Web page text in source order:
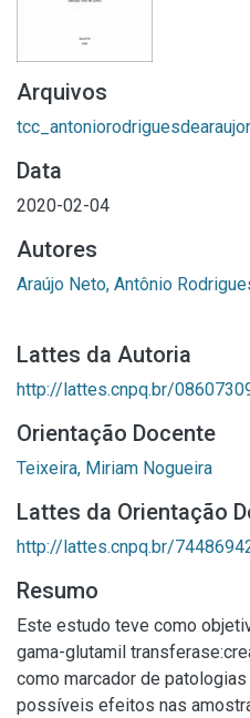
Arquivos
Data
2020-02-04
Autores
Araújo Neto, Antônio
Lattes da Autoria
http://lattes.cnpq.br/
Orientação Docente
Teixeira, Miriam Nogueira
Lattes da Orientação
http://lattes.cnpq.br/
Resumo
Este estudo teve como
gama-glutamil
como marcador de
possíveis efeitos nas